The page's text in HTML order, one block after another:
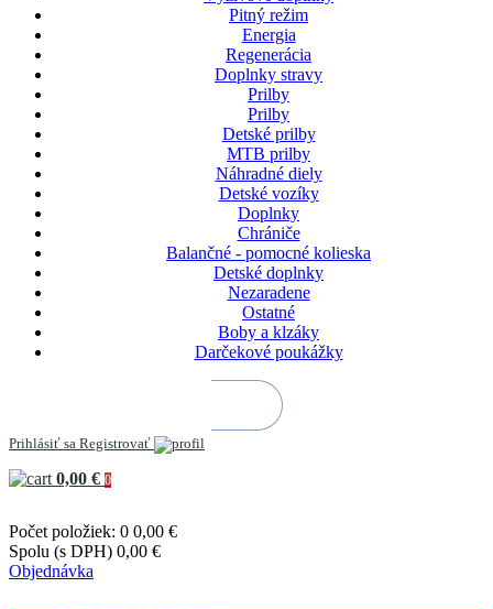
Pitný režim
Energia
Regenerácia
Doplnky stravy
Prilby
Prilby
Detské prilby
MTB prilby
Náhradné diely
Detské vozíky
Doplnky
Chrániče
Balančné - pomocné kolieska
Detské doplnky
Nezaradene
Ostatné
Boby a klzáky
Darčekové poukážky
Prihlásiť sa Registrovať
0,00 € 0
Počet položiek: 0 0,00 €
Spolu (s DPH) 0,00 €
Objednávka